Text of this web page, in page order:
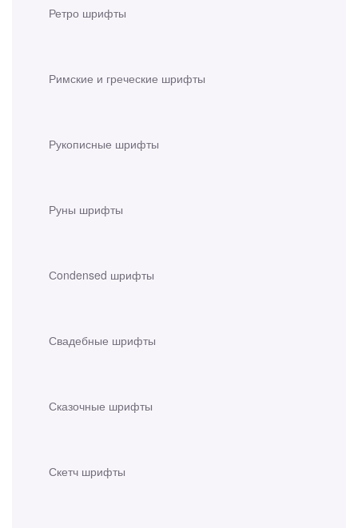
Ретро шрифты
Римские и греческие шрифты
Рукописные шрифты
Руны шрифты
Сondensed шрифты
Свадебные шрифты
Сказочные шрифты
Скетч шрифты